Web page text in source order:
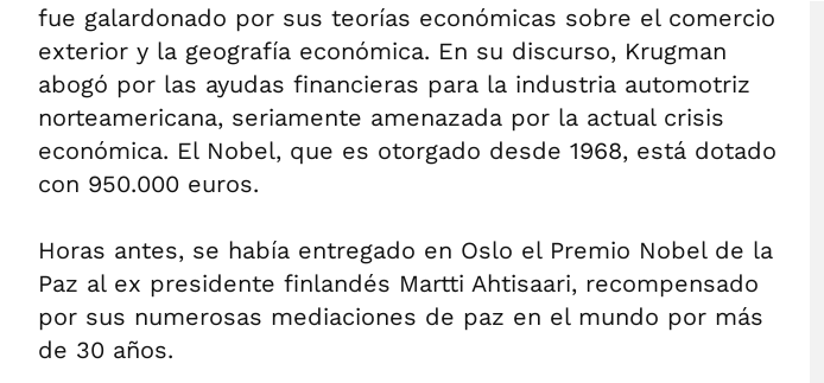
fue galardonado por sus teorías económicas sobre el comercio
exterior y la geografía económica. En su discurso, Krugman
abogó por las ayudas financieras para la industria automotriz
norteamericana, seriamente amenazada por la actual crisis
económica. El Nobel, que es otorgado desde 1968, está dotado
con 950.000 euros.
Horas antes, se había entregado en Oslo el Premio Nobel de la
Paz al ex presidente finlandés Martti Ahtisaari, recompensado
por sus numerosas mediaciones de paz en el mundo por más
de 30 años.